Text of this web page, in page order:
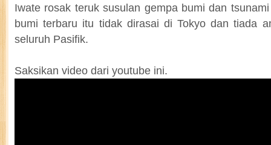
Iwate rosak teruk susulan gempa bumi dan
bumi terbaru itu tidak dirasai di Tokyo dan tiada
seluruh Pasifik.
Saksikan video dari youtube ini.